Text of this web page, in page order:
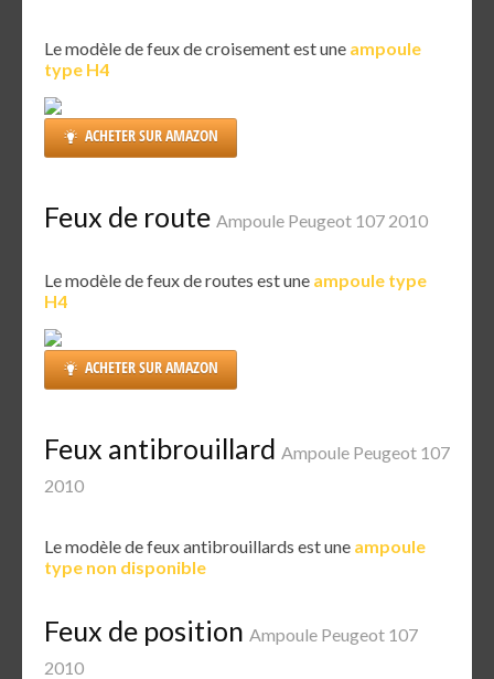
Le modèle de feux de croisement est une ampoule
type H4
ACHETER SUR AMAZON
Feux de route Ampoule Peugeot 107 2010
Le modèle de feux de routes est une ampoule type
H4
ACHETER SUR AMAZON
Feux antibrouillard Ampoule Peugeot 107
2010
Le modèle de feux antibrouillards est une ampoule
type non disponible
Feux de position Ampoule Peugeot 107
2010